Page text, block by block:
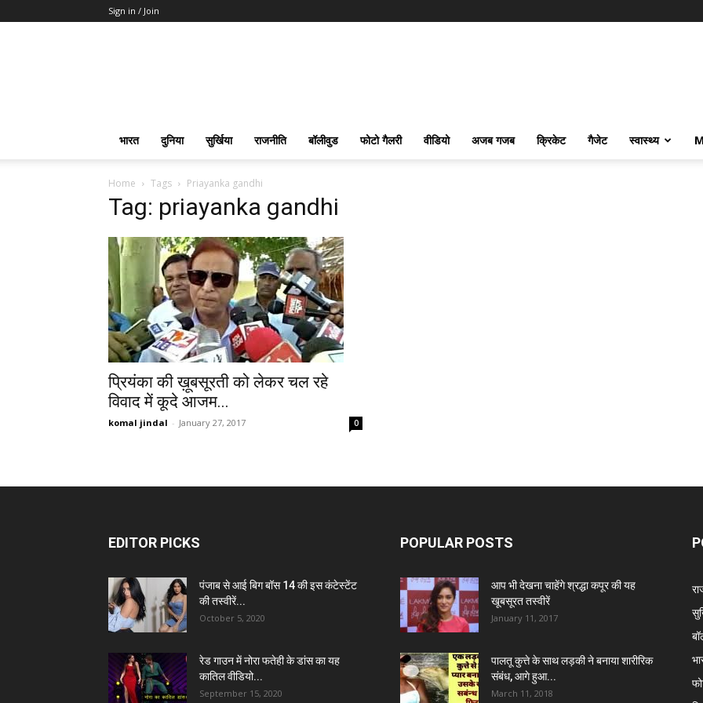
Sign in / Join
भारत दुनिया सुर्खिया राजनीति बॉलीवुड फोटो गैलरी वीडियो अजब गजब क्रिकेट गैजेट स्वास्थ्य
Home Tags Priayanka gandhi
Tag: priayanka gandhi
प्रियंका की ख़ूबसूरती को लेकर चल रहे
विवाद में कूदे आजम...
komal jindal - January 27, 2017 0
EDITOR PICKS
पंजाब से आई बिग बॉस 14 की इस कंटेस्टेंट
की तस्वीरें...
October 5, 2020
रेड गाउन में नोरा फतेही के डांस का यह
कातिल वीडियो...
September 15, 2020
POPULAR POSTS
आप भी देखना चाहेंगे श्रद्धा कपूर की यह
खूबसूरत तस्वीरें
January 11, 2017
पालतू कुत्ते के साथ लड़की ने बनाया शारीरिक
संबंध, आगे हुआ...
March 11, 2018